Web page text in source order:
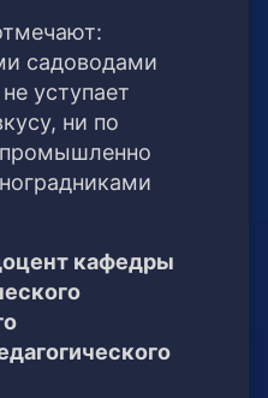
садоводами
уступает
ни по
кафедры